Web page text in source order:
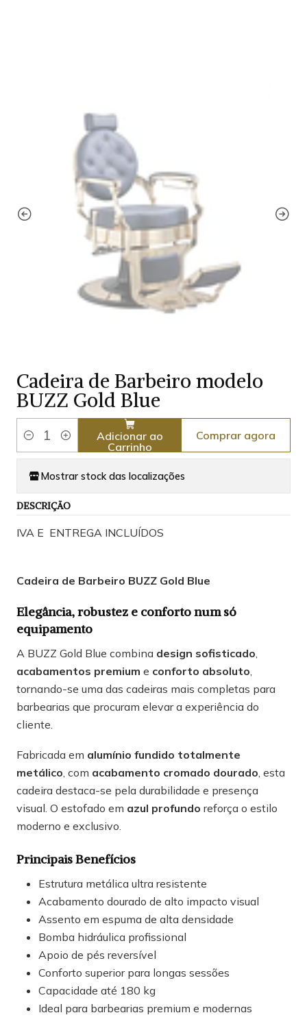
Cadeira de Barbeiro modelo
BUZZ Gold Blue
Quantidade
Adicionar ao
Carrinho
Comprar agora
Mostrar stock das localizações
DESCRIÇÃO
IVA E ENTREGA INCLUÍDOS
Cadeira de Barbeiro BUZZ Gold Blue
Elegância, robustez e conforto num só
equipamento
A BUZZ Gold Blue combina design sofisticado,
acabamentos premium e conforto absoluto,
tornando-se uma das cadeiras mais completas para
barbearias que procuram elevar a experiência do
cliente.
Fabricada em alumínio fundido totalmente
metálico, com acabamento cromado dourado, esta
cadeira destaca-se pela durabilidade e presença
visual. O estofado em azul profundo reforça o estilo
moderno e exclusivo.
Principais Benefícios
Estrutura metálica ultra resistente
Acabamento dourado de alto impacto visual
Assento em espuma de alta densidade
Bomba hidráulica profissional
Apoio de pés reversível
Conforto superior para longas sessões
Capacidade até 180 kg
Ideal para barbearias premium e modernas